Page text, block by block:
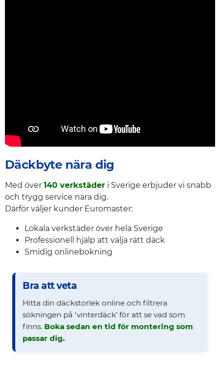
Däckbyte nära dig
Med över 140 verkstäder i Sverige erbjuder vi snabb
och trygg service nära dig.
Därför väljer kunder Euromaster:
Lokala verkstäder över hela Sverige
Professionell hjälp att välja rätt däck
Smidig onlinebokning
Bra att veta
Hitta din däckstorlek online och filtrera
sökningen på ‘vinterdäck’ för att se vad som
finns. Boka sedan en tid för montering som
passar dig.